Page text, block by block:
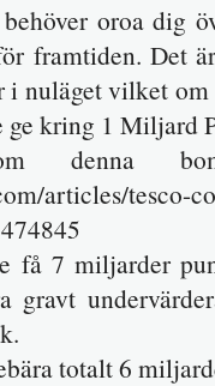
oroa dig
framtiden. Det
i nuläget vilket
ge kring 1 Miljard
denna
articles/tesco-
få 7 miljarder
gravt
totalt 6